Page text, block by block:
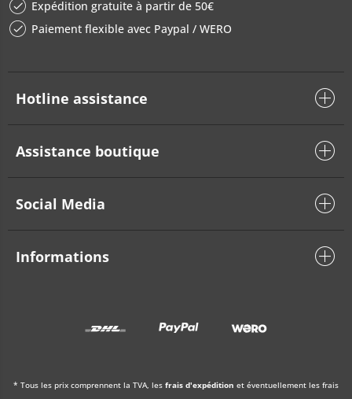
Expédition gratuite à partir de 50€
Paiement flexible avec Paypal / WERO
Hotline assistance
Assistance boutique
Social Media
Informations
* Tous les prix comprennent la TVA, les frais d'expédition et éventuellement les frais